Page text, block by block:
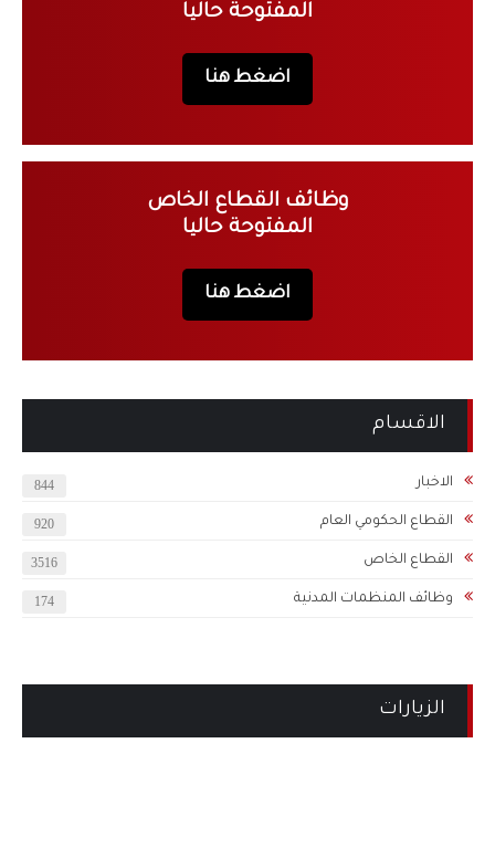
المفتوحة حاليا
اضغط هنا
وظائف القطاع الخاص
المفتوحة حاليا
اضغط هنا
الاقسام
الاخبار 844
القطاع الحكومي العام 920
القطاع الخاص 3516
وظائف المنظمات المدنية 174
الزيارات